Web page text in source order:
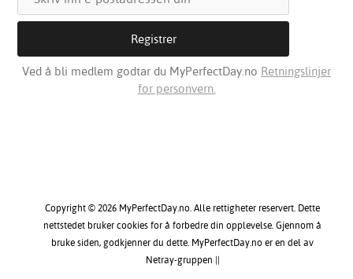
Ved å bli medlem godtar du MyPerfectDay.no Retningslinjer
for personvern.
Copyright © 2026 MyPerfectDay.no. Alle rettigheter reservert. Dette
nettstedet bruker cookies for å forbedre din opplevelse. Gjennom å
bruke siden, godkjenner du dette. MyPerfectDay.no er en del av
Netray-gruppen ||